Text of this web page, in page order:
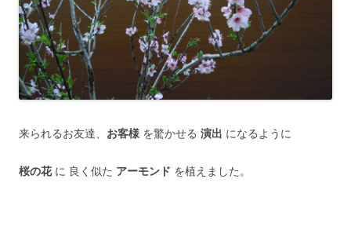
来られるお友達、 お客様 を驚かせる 演出 になるように
桜の花に 良く似た アーモンド を植えました。